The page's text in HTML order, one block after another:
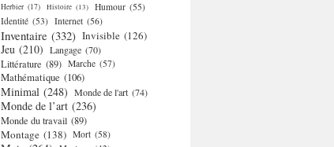
Herbier (17) Histoire (13) Humour (55)
Identité (53) Internet (56)
Inventaire (332) Invisible (126)
Jeu (210) Langage (70)
Littérature (89) Marche (57)
Mathématique (106)
Minimal (248) Monde de l'art (74)
Monde de l’art (236)
Monde du travail (89)
Montage (138) Mort (58)